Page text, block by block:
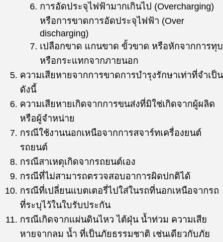
การอัดประจุไฟฟ้ามากเกินไป (Overcharging)
หรือการขาดการอัดประจุไฟฟ้า (Over
discharging)
เปลือกขาด แกนขาด ขั้วขาด หรือหักจากการทุบ
หรือกระแทกจากภายนอก
ความเสียหายจากการขาดการบำรุงรักษาเท่าที่จำเป็น
ดังนี้
ความเสียหายเกิดจากการขนส่งที่มิใช่เกิดจากผู้ผลิด
หรือผู้จำหน่าย
กรณีใช้งานนอกเหนือจากการสจาร์ทเครื่องยนต์
รถยนต์
กรณีสาเหตุเกิดจากรถยนต์เอง
กรณีที่ไม่สามารถตรวจสอบอาการผิดปกติได้
กรณีที่เปลี่ยนแบตเตอรี่ไปใส่ในรถที่นอกเหนือจากรถ
ที่ระบุไว้ในใบรับประกัน
กรณีเกิดจากแผ่นดินไหว ไต้ฝุ่น น้ำท่วม ความเสีย
หายจากลม น้ำ ที่เป็นภัยธรรมชาติ เช่นเดียวกับภัย